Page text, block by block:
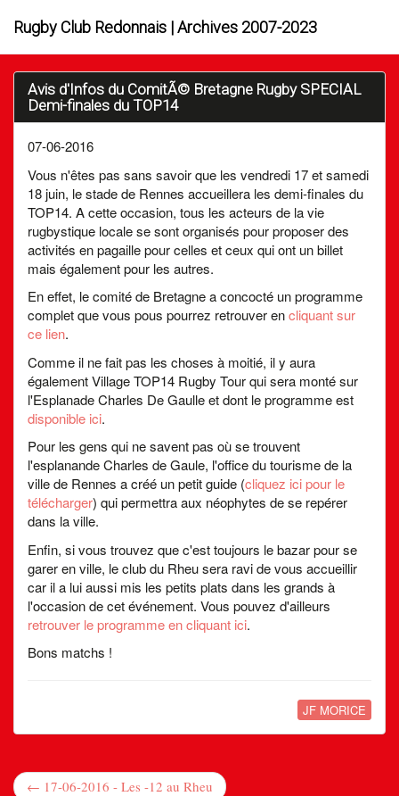
Rugby Club Redonnais | Archives 2007-2023
Avis d'Infos du ComitÃ© Bretagne Rugby SPECIAL
Demi-finales du TOP14
07-06-2016
Vous n'êtes pas sans savoir que les vendredi 17 et samedi
18 juin, le stade de Rennes accueillera les demi-finales du
TOP14. A cette occasion, tous les acteurs de la vie
rugbystique locale se sont organisés pour proposer des
activités en pagaille pour celles et ceux qui ont un billet
mais également pour les autres.
En effet, le comité de Bretagne a concocté un programme
complet que vous pous pourrez retrouver encliquant sur
ce lien.
Comme il ne fait pas les choses à moitié, il y aura
également Village TOP14 Rugby Tour qui sera monté sur
l'Esplanade Charles De Gaulle et dont le programme est
disponible ici.
Pour les gens qui ne savent pas où se trouvent
l'esplanande Charles de Gaule, l'office du tourisme de la
ville de Rennes a créé un petit guide (cliquez ici pour le
télécharger) qui permettra aux néophytes de se repérer
dans la ville.
Enfin, si vous trouvez que c'est toujours le bazar pour se
garer en ville, le club du Rheu sera ravi de vous accueillir
car il a lui aussi mis les petits plats dans les grands à
l'occasion de cet événement. Vous pouvez d'ailleurs
retrouver le programme en cliquant ici.
Bons matchs !
JF MORICE
← 17-06-2016 - Les -12 au Rheu